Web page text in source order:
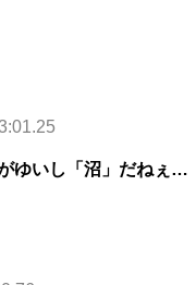
ゆいし「沼」だねぇ…